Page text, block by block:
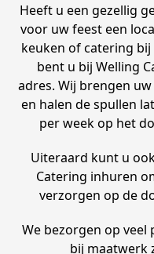
Heeft u een gezellig
voor uw feest een
keuken of catering
bent u bij Welling
adres. Wij brengen
en halen de spullen
per week op het
Uiteraard kunt u
Catering inhuren
verzorgen op de
We bezorgen op veel
bij maatwerk